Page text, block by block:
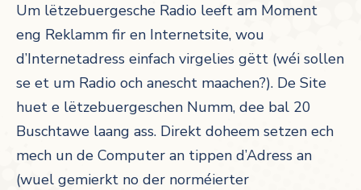
Um lëtzebuergesche Radio leeft am Moment
eng Reklamm fir en Internetsite, wou
d’Internetadress einfach virgelies gëtt (wéi sollen
se et um Radio och anescht maachen?). De Site
huet e lëtzebuergeschen Numm, dee bal 20
Buschtawe laang ass. Direkt doheem setzen ech
mech un de Computer an tippen d’Adress an
(wuel gemierkt no der norméierter